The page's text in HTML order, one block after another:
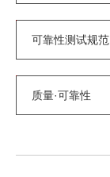
可靠性测试规范
质量·可靠性